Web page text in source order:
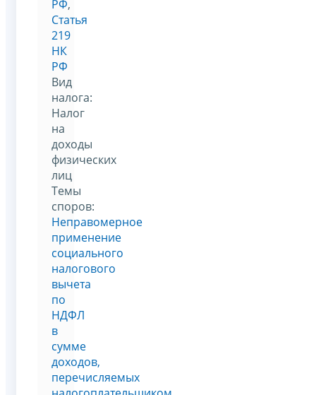
РФ,
Статья
219
НК
РФ
Вид
налога:
Налог
на
доходы
физических
лиц
Темы
споров:
Неправомерное
применение
социального
налогового
вычета
по
НДФЛ
в
сумме
доходов,
перечисляемых